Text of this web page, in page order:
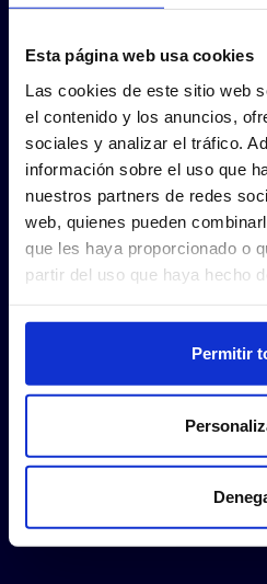
Esta página web usa cookies
Las cookies de este sitio web
el contenido y los anuncios,
sociales y analizar el tráfico.
información sobre el uso que
nuestros partners de redes
web, quienes pueden
que les haya proporcionado o
partir del uso que haya hecho
Permitir